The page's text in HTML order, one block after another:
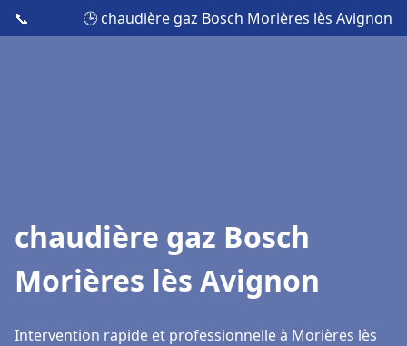
📞 🕒 chaudière gaz Bosch Morières lès Avignon
chaudière gaz Bosch
Morières lès Avignon
Intervention rapide et professionnelle à Morières lès